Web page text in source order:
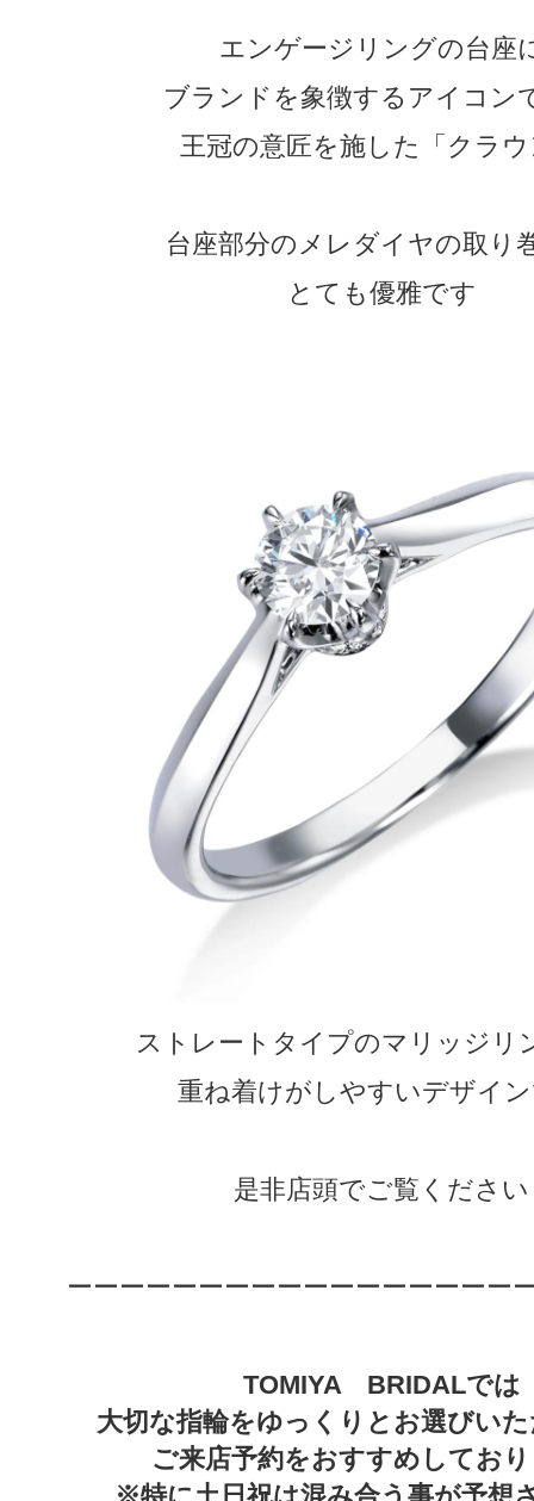
エンゲージリングの台座
ブランドを象徴するアイコン
王冠の意匠を施した「クラ
台座部分のメレダイヤの取り
とても優雅です
ストレートタイプのマリッジリ
重ね着けがしやすいデザイ
是非店頭でご覧ください
ーーーーーーーーーーーーーーーーー
TOMIYA BRIDALでは
大切な指輪をゆっくりとお選びい
ご来店予約をおすすめしてお